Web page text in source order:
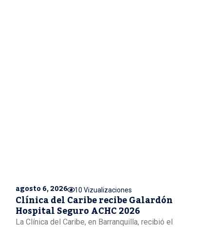
agosto 6, 2026 10 Vizualizaciones
Clínica del Caribe recibe Galardón
Hospital Seguro ACHC 2026
La Clínica del Caribe, en Barranquilla, recibió el